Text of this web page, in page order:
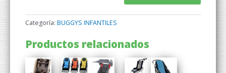
Categoría: BUGGYS INFANTILES
Productos relacionados